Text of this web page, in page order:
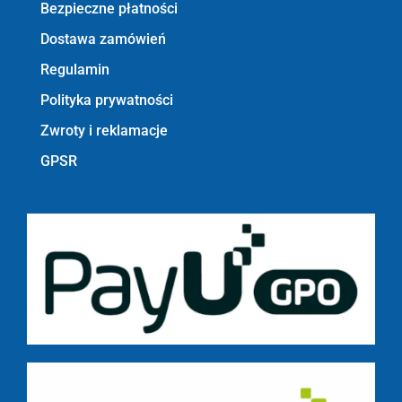
Bezpieczne płatności
Dostawa zamówień
Regulamin
Polityka prywatności
Zwroty i reklamacje
GPSR